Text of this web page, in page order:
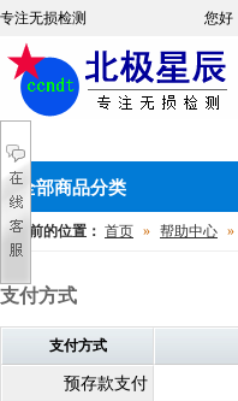
专注无损检测 您好
全部商品分类
您当前的位置： 首页 » 帮助中心 »
支付方式
支付方式
预存款支付